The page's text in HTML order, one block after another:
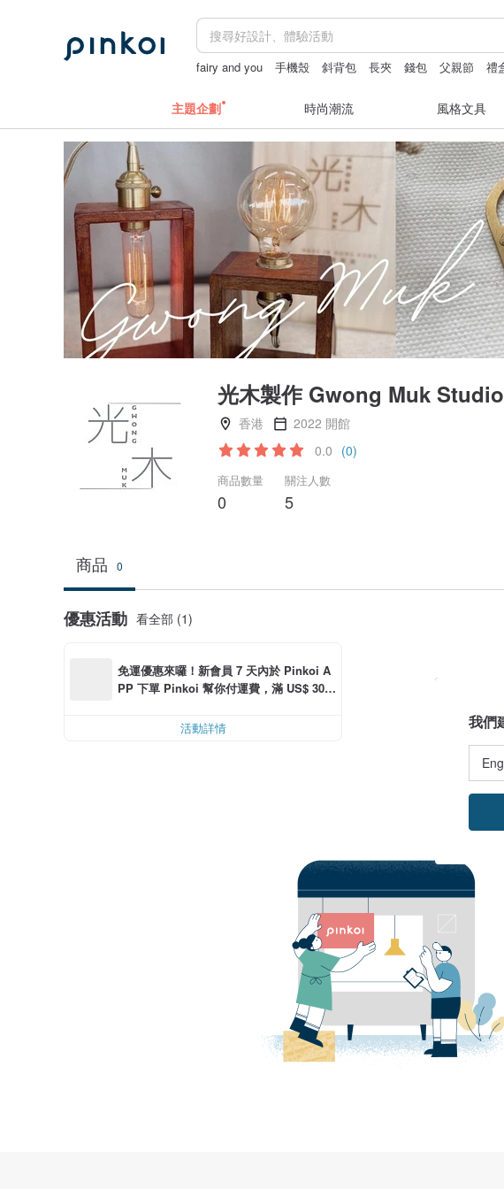
fairy and you 手機殼 斜背包 長夾 錢包 父親節 禮
主題企劃 時尚潮流 風格文具
光木製作 Gwong Muk Studio
香港
2022 開館
0.0 (0)
商品數量
0
關注人數
5
商品 0
優惠活動 看全部 (1)
免運優惠來囉！新會員 7 天內於 Pinkoi A
PP 下單 Pinkoi 幫你付運費，滿 US$ 30.0
活動詳情
我們